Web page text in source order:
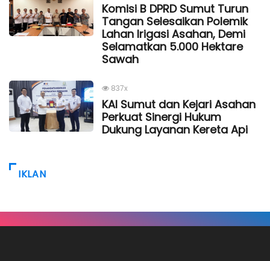
Komisi B DPRD Sumut Turun
Tangan Selesaikan Polemik
Lahan Irigasi Asahan, Demi
Selamatkan 5.000 Hektare
Sawah
837x
KAI Sumut dan Kejari Asahan
Perkuat Sinergi Hukum
Dukung Layanan Kereta Api
IKLAN